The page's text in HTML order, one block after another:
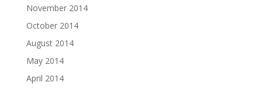
November 2014
October 2014
August 2014
May 2014
April 2014